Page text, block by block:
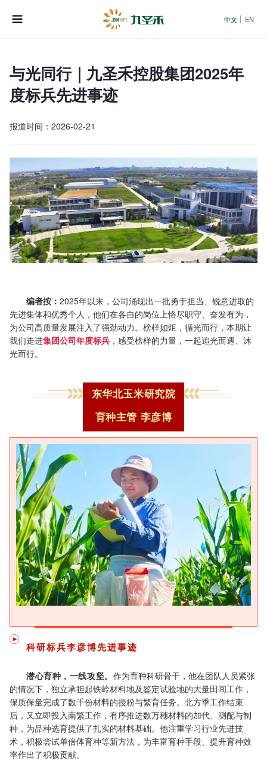
中文 EN
与光同行｜九圣禾控股集团2025年
度标兵先进事迹
报道时间：2026-02-21
编者按： 2025年以来，公司涌现出一批勇于担当、锐意进取的
先进集体和优秀个人 ，他们在各自的岗位上恪尽职守、奋发有为，
为公司高质量发展注入了强劲动力。榜样如炬，循光而行，本期让
我们走进集团公司年度标兵 ，感受榜样的力量，一起追光而遇、沐
光而行。
东华北玉米研究院
育种主管 李彦博
科研标兵李彦博先进事迹
潜心育种，一线攻坚。 作为育种科研骨干，他在团队人员紧张
的情况下，独立承担起铁岭材料地及鉴定试验地的大量田间工作，
保质保量完成了数千份材料的授粉与繁育任务。北方季工作结束
后，又立即投入南繁工作，有序推进数万穗材料的加代、测配与制
种，为品种选育提供了扎实的材料基础。他注重学习行业先进技
术，积极尝试单倍体育种等新方法，为丰富育种手段、提升育种效
率作出了积极贡献。